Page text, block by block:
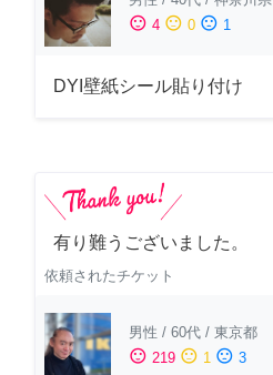
sentiment_satisfied 4 sentiment_neutral 0 sentiment_dissatisfied 1
DYI壁紙シール貼り付け
有り難うございました。
依頼されたチケット
男性 / 60代 / 東京都
sentiment_satisfied 219 sentiment_neutral 1 sentiment_dissatisfied 3